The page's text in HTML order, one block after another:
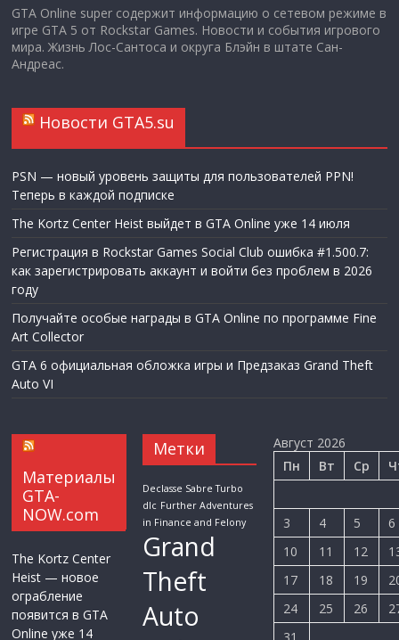
GTA Online super содержит информацию о сетевом режиме в
игре GTA 5 от Rockstar Games. Новости и события игрового
мира. Жизнь Лос-Сантоса и округа Блэйн в штате Сан-
Андреас.
Новости GTA5.su
PSN — новый уровень защиты для пользователей PPN!
Теперь в каждой подписке
The Kortz Center Heist выйдет в GTA Online уже 14 июля
Регистрация в Rockstar Games Social Club ошибка #1.500.7:
как зарегистрировать аккаунт и войти без проблем в 2026
году
Получайте особые награды в GTA Online по программе Fine
Art Collector
GTA 6 официальная обложка игры и Предзаказ Grand Theft
Auto VI
Материалы
GTA-
NOW.com
The Kortz Center
Heist — новое
ограбление
появится в GTA
Online уже 14
Метки
Declasse Sabre Turbo
dlc Further Adventures
in Finance and Felony
Grand
Theft
Auto
Август 2026
Пн
Вт Ср
3 4 5
6
10
11 12
17
18 19
24
25 26